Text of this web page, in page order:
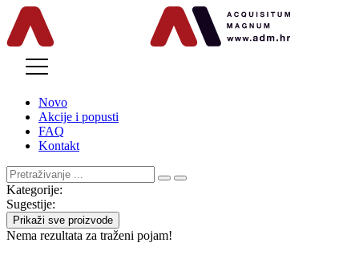
Novo
Akcije i popusti
FAQ
Kontakt
Kategorije:
Sugestije:
Prikaži sve proizvode
Nema rezultata za traženi pojam!